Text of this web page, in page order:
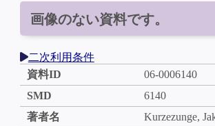
画像のない資料です。
二次利用条件
資料ID
06-0006140
SMD
6140
著者名
Kurzezunge,